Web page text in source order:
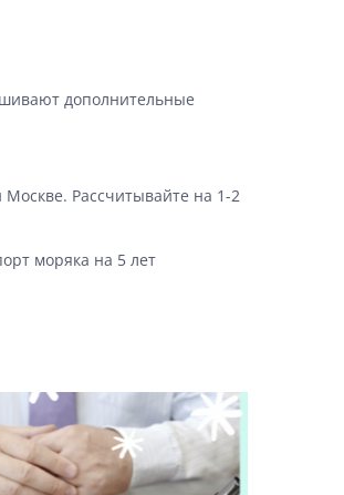
дополнительные
Рассчитывайте на 1-2
моряка на 5 лет